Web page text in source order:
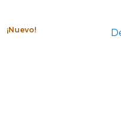
¡Nuevo!